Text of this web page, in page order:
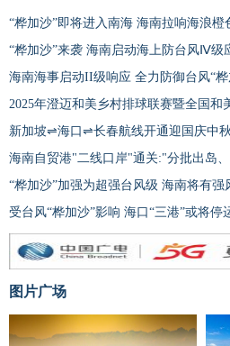
“桦加沙”即将进入南海 海南拉响海浪橙
“桦加沙”来袭 海南启动海上防台风Ⅳ级
海南海事启动II级响应 全力防御台风“桦
2025年澄迈和美乡村排球联赛暨全国和
新加坡⇌海口⇌长春航线开通迎国庆中
海南自贸港"二线口岸"通关:"分批出岛
“桦加沙”加强为超强台风级 海南将有强
受台风“桦加沙”影响 海口“三港”或将停
图片广场